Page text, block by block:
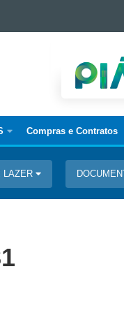
Compras e Contratos
LAZER